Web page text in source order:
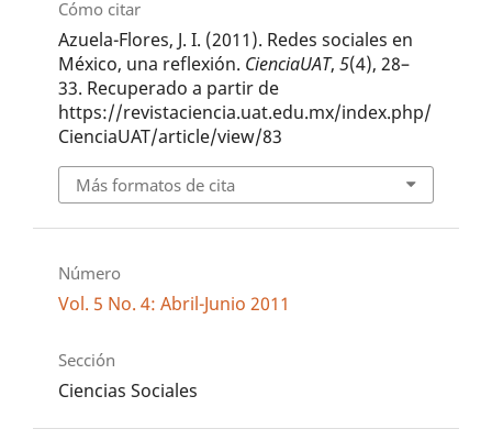
Cómo citar
Azuela-Flores, J. I. (2011). Redes sociales en
México, una reflexión. CienciaUAT,5(4), 28–
33. Recuperado a partir de
https://revistaciencia.uat.edu.mx/index.php/
CienciaUAT/article/view/83
Más formatos de cita
Número
Vol. 5 No. 4: Abril-Junio 2011
Sección
Ciencias Sociales